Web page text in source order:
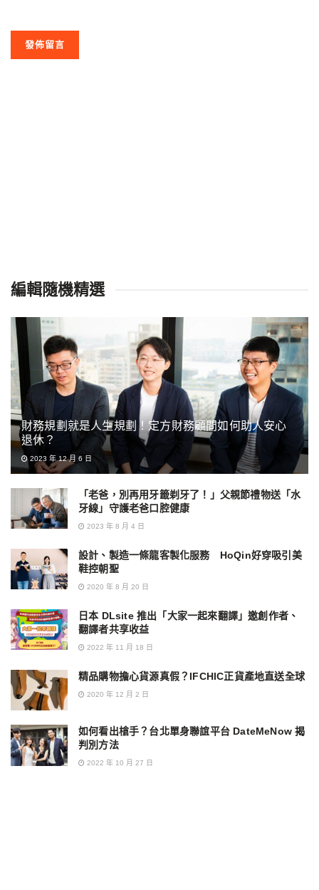
編輯隨機精選
財務規劃就是人生規劃！定方財務顧問如何助人安心
退休？
2023 年 12 月 6 日
「老爸，別再用牙籤剃牙了！」父親節禮物送「水
牙線」守護老爸口腔健康
2023 年 8 月 4 日
設計、製造一條龍客製化服務 HoQin好穿吸引美
鞋控朝聖
2020 年 8 月 20 日
日本 DLsite 推出「大家一起來翻譯」邀創作者、
翻譯者共享收益
2022 年 11 月 18 日
精品購物擔心貨源真假？IFCHIC正貨產地直送全球
2020 年 12 月 2 日
如何看出槍手？台北單身聯誼平台 DateMeNow 揭
判別方法
2022 年 10 月 27 日